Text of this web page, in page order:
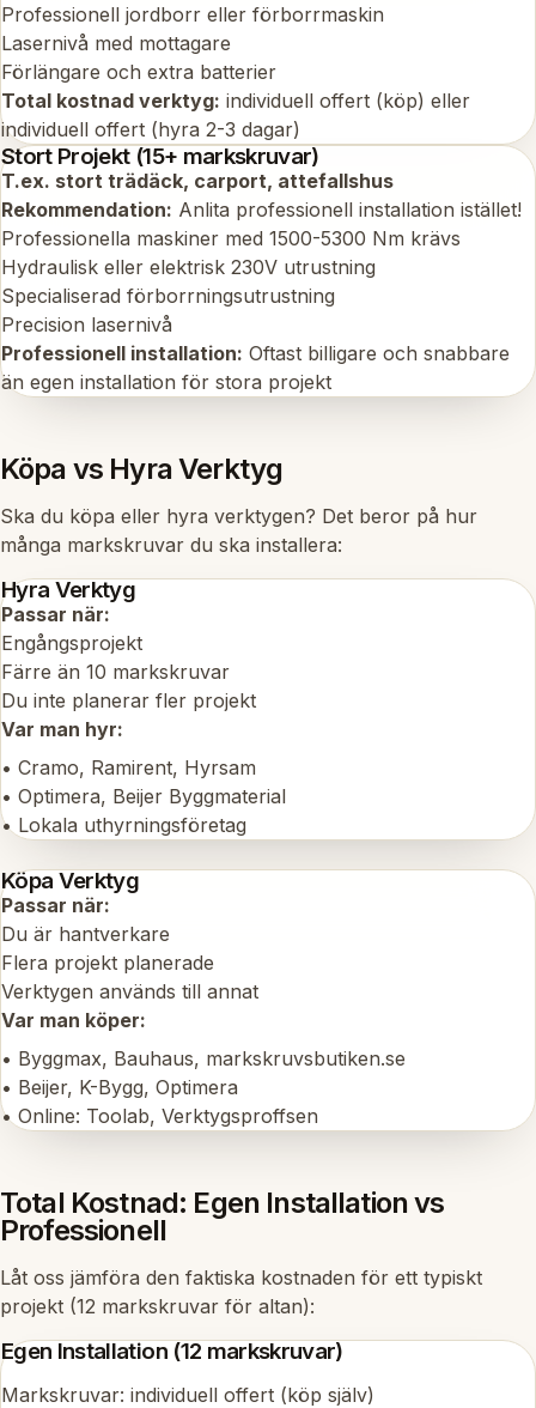
Professionell jordborr eller förborrmaskin
Lasernivå med mottagare
Förlängare och extra batterier
Total kostnad verktyg: individuell offert (köp) eller
individuell offert (hyra 2-3 dagar)
Stort Projekt (15+ markskruvar)
T.ex. stort trädäck, carport, attefallshus
Rekommendation: Anlita professionell installation istället!
Professionella maskiner med 1500-5300 Nm krävs
Hydraulisk eller elektrisk 230V utrustning
Specialiserad förborrningsutrustning
Precision lasernivå
Professionell installation: Oftast billigare och snabbare
än egen installation för stora projekt
Köpa vs Hyra Verktyg
Ska du köpa eller hyra verktygen? Det beror på hur
många markskruvar du ska installera:
Hyra Verktyg
Passar när:
Engångsprojekt
Färre än 10 markskruvar
Du inte planerar fler projekt
Var man hyr:
• Cramo, Ramirent, Hyrsam
• Optimera, Beijer Byggmaterial
• Lokala uthyrningsföretag
Köpa Verktyg
Passar när:
Du är hantverkare
Flera projekt planerade
Verktygen används till annat
Var man köper:
• Byggmax, Bauhaus, markskruvsbutiken.se
• Beijer, K-Bygg, Optimera
• Online: Toolab, Verktygsproffsen
Total Kostnad: Egen Installation vs
Professionell
Låt oss jämföra den faktiska kostnaden för ett typiskt
projekt (12 markskruvar för altan):
Egen Installation (12 markskruvar)
Markskruvar: individuell offert (köp själv)